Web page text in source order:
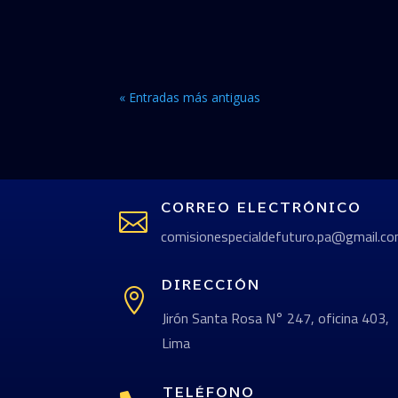
« Entradas más antiguas
 CORREO ELECTRÓNICO

DIRECCIÓN
Jirón Santa Rosa N° 247, oficina 403,
Lima
TELÉFONO